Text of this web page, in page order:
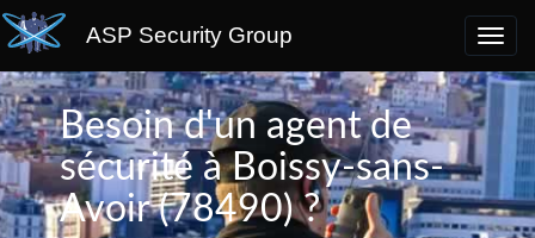
ASP Security Group
Besoin d'un agent de
sécurité à Boissy-sans-
Avoir (78490) ?